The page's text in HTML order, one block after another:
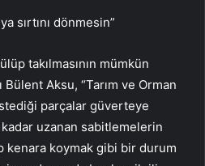
sırtını dönmesin”
takılmasının mümkün
Bülent Aksu, “Tarım ve Orman
parçalar güverteye
uzanan sabitlemelerin
kenara koymak gibi bir durum